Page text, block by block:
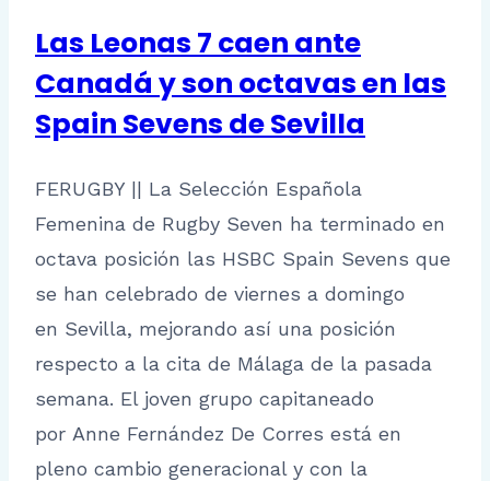
Las Leonas 7 caen ante
Canadá y son octavas en las
Spain Sevens de Sevilla
FERUGBY || La Selección Española
Femenina de Rugby Seven ha terminado en
octava posición las HSBC Spain Sevens que
se han celebrado de viernes a domingo
en Sevilla, mejorando así una posición
respecto a la cita de Málaga de la pasada
semana. El joven grupo capitaneado
por Anne Fernández De Corres está en
pleno cambio generacional y con la